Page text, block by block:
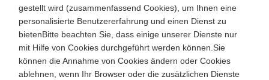
gestellt wird (zusammenfassend Cookies), um Ihnen eine
personalisierte Benutzererfahrung und einen Dienst zu
bietenBitte beachten Sie, dass einige unserer Dienste nur
mit Hilfe von Cookies durchgeführt werden können.Sie
können die Annahme von Cookies ändern oder Cookies
ablehnen, wenn Ihr Browser oder die zusätzlichen Dienste